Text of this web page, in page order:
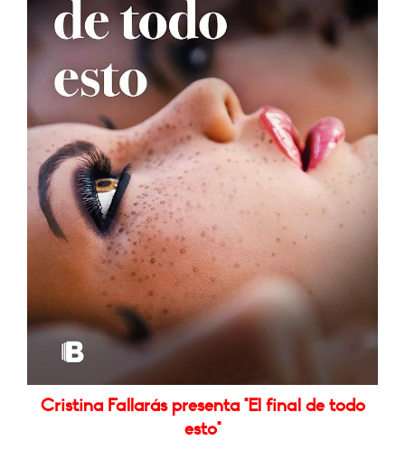
Cristina Fallarás presenta "El final de todo
esto"